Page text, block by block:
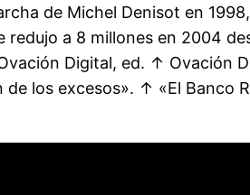
de Michel Denisot en
a 8 millones en 2004
Digital, ed. ↑ Ovación
los excesos». ↑ «El Banco